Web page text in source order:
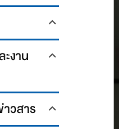
งาน
าวสาร